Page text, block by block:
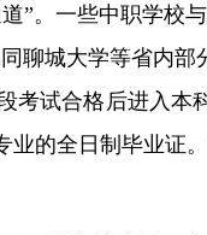
。一些中职学校与
聊城大学等省内部
考试合格后进入本
的全日制毕业证